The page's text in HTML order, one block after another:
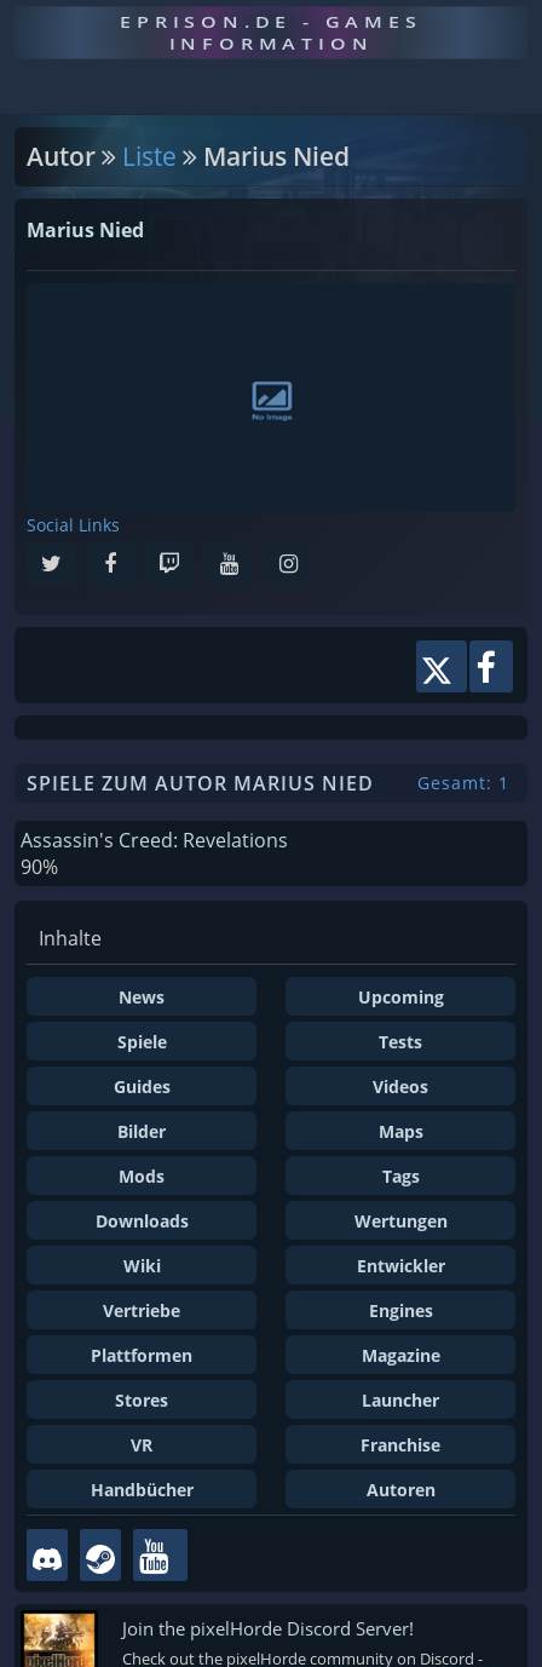
EPRISON.DE - GAMES
INFORMATION
Autor Liste Marius Nied
Marius Nied
Social Links
SPIELE ZUM AUTOR MARIUS NIED Gesamt: 1
Assassin's Creed: Revelations
90%
Inhalte
News
Upcoming
Spiele
Tests
Guides
Videos
Bilder
Maps
Mods
Tags
Downloads
Wertungen
Wiki
Entwickler
Vertriebe
Engines
Plattformen
Magazine
Stores
Launcher
VR
Franchise
Handbücher
Autoren
Join the pixelHorde Discord Server!
Check out the pixelHorde community on Discord -